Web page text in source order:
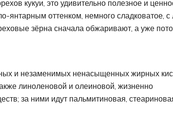
кукуи, это удивительно полезное и
янтарным оттенком, немного сладковатое, с
зёрна сначала обжаривают, а уже
и незаменимых ненасыщенных жирных
линоленовой и олеиновой, жизненно
за ними идут пальмитиновая,